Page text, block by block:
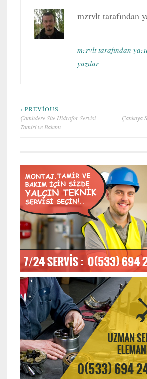
mzrvlt tarafından
mzrvlt tarafından
yazılar
Yazı
gezinmesi
‹ PREVIOUS
Çamlıdere Site Hidrofor Servisi
Tamiri ve Bakımı
Çankaya